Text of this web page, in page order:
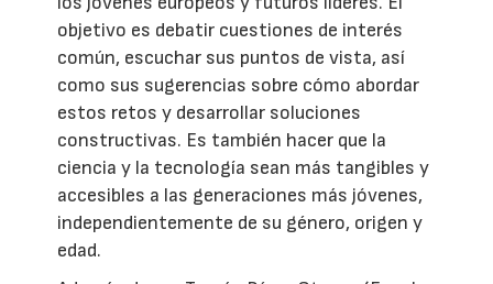
objetivo es debatir cuestiones de interés
común, escuchar sus puntos de vista, así
como sus sugerencias sobre cómo abordar
estos retos y desarrollar soluciones
constructivas. Es también hacer que la
ciencia y la tecnología sean más tangibles y
accesibles a las generaciones más jóvenes,
independientemente de su género, origen y
edad.